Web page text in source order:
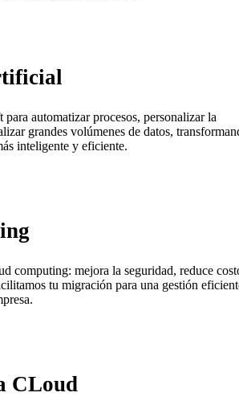
automatizar procesos, personalizar la
grandes volúmenes de datos,
inteligente y eficiente.
computing: mejora la seguridad, reduce
tu migración para una gestión
CLoud